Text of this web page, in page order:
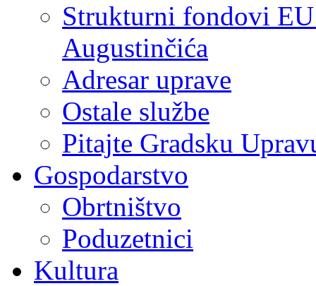
Strukturni fondovi
Augustinčića
Adresar uprave
Ostale službe
Pitajte Gradsku
Gospodarstvo
Obrtništvo
Poduzetnici
Kultura